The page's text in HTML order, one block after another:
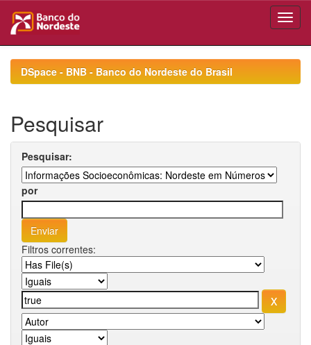
navigationDSpace - BNB - Banco do Nordeste do Brasil
Pesquisar
Pesquisar:
por
Filtros correntes: